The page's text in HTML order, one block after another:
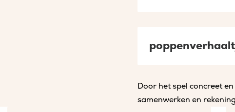
Door het spel concreet
samenwerken en